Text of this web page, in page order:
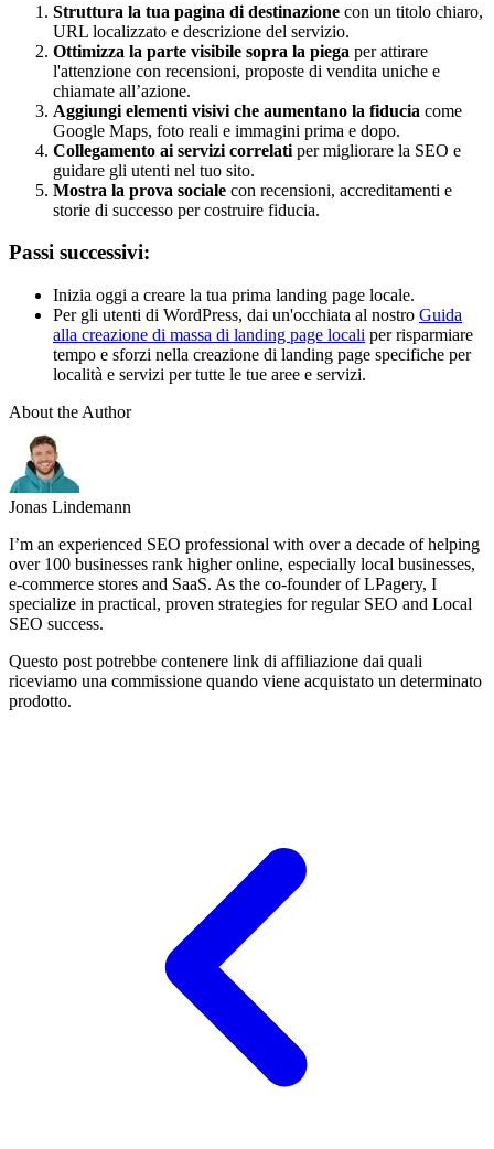
Struttura la tua pagina di destinazione con un titolo chiaro,
URL localizzato e descrizione del servizio.
Ottimizza la parte visibile sopra la piega per attirare
l'attenzione con recensioni, proposte di vendita uniche e
chiamate all’azione.
Aggiungi elementi visivi che aumentano la fiducia come
Google Maps, foto reali e immagini prima e dopo.
Collegamento ai servizi correlati per migliorare la SEO e
guidare gli utenti nel tuo sito.
Mostra la prova sociale con recensioni, accreditamenti e
storie di successo per costruire fiducia.
Passi successivi:
Inizia oggi a creare la tua prima landing page locale.
Per gli utenti di WordPress, dai un'occhiata al nostro Guida
alla creazione di massa di landing page locali per risparmiare
tempo e sforzi nella creazione di landing page specifiche per
località e servizi per tutte le tue aree e servizi.
About the Author
Jonas Lindemann
I’m an experienced SEO professional with over a decade of helping
over 100 businesses rank higher online, especially local businesses,
e-commerce stores and SaaS. As the co-founder of LPagery, I
specialize in practical, proven strategies for regular SEO and Local
SEO success.
Questo post potrebbe contenere link di affiliazione dai quali
riceviamo una commissione quando viene acquistato un determinato
prodotto.